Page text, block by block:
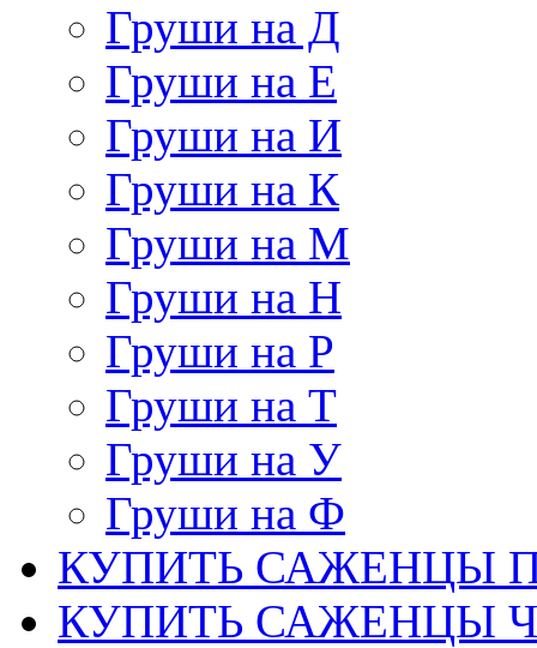
Груши на Д
Груши на Е
Груши на И
Груши на К
Груши на М
Груши на Н
Груши на Р
Груши на Т
Груши на У
Груши на Ф
КУПИТЬ САЖЕНЦЫ
КУПИТЬ САЖЕНЦЫ